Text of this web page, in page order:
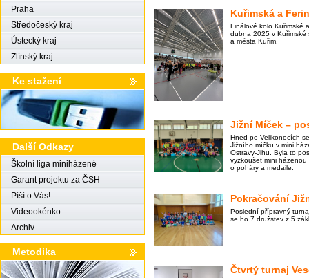
Praha
Středočeský kraj
Ústecký kraj
Zlínský kraj
Ke stažení
Další Odkazy
Školní liga miniházené
Garant projektu za ČSH
Píší o Vás!
Videookénko
Archiv
Metodika
Kuřimská a
Finálové kolo Kuřimské
dubna 2025 v Kuřimské
a města Kuřim.
Jižní Míček –
Hned po Velikonocích
Jižního míčku v mini
Ostravy-Jihu. Byla to
vyzkoušet mini
o poháry a medaile.
Pokračování
Poslední přípravný
se ho 7 družstev z 5
Čtvrtý turnaj